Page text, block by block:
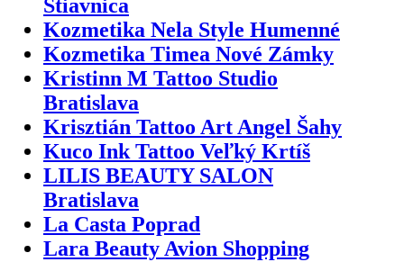
Štiavnica
Kozmetika Nela Style Humenné
Kozmetika Timea Nové Zámky
Kristinn M Tattoo Studio
Bratislava
Krisztián Tattoo Art Angel Šahy
Kuco Ink Tattoo Veľký Krtíš
LILIS BEAUTY SALON
Bratislava
La Casta Poprad
Lara Beauty Avion Shopping